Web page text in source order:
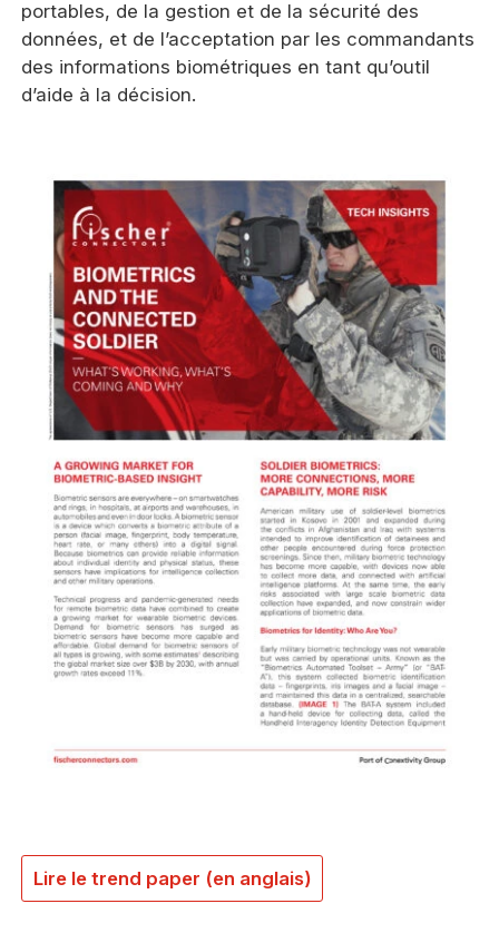
portables, de la gestion et de la sécurité des
données, et de l’acceptation par les commandants
des informations biométriques en tant qu’outil
d’aide à la décision.
Lire le trend paper (en anglais)